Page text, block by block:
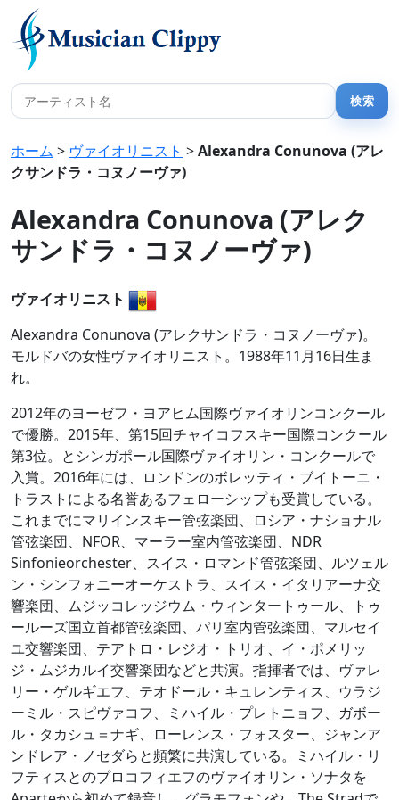
ホーム > ヴァイオリニスト >Alexandra Conunova (アレ
クサンドラ・コヌノーヴァ)
Alexandra Conunova (アレク
サンドラ・コヌノーヴァ)
ヴァイオリニスト
Alexandra Conunova (アレクサンドラ・コヌノーヴァ)。
モルドバの女性ヴァイオリニスト。1988年11月16日生ま
れ。
2012年のヨーゼフ・ヨアヒム国際ヴァイオリンコンクール
で優勝。2015年、第15回チャイコフスキー国際コンクール
第3位。とシンガポール国際ヴァイオリン・コンクールで
入賞。2016年には、ロンドンのボレッティ・ブイトーニ・
トラストによる名誉あるフェローシップも受賞している。
これまでにマリインスキー管弦楽団、ロシア・ナショナル
管弦楽団、NFOR、マーラー室内管弦楽団、NDR
Sinfonieorchester、スイス・ロマンド管弦楽団、ルツェル
ン・シンフォニーオーケストラ、スイス・イタリアーナ交
響楽団、ムジッコレッジウム・ウィンタートゥール、トゥ
ールーズ国立首都管弦楽団、パリ室内管弦楽団、マルセイ
ユ交響楽団、テアトロ・レジオ・トリオ、イ・ポメリッ
ジ・ムジカルイ交響楽団などと共演。指揮者では、ヴァレ
リー・ゲルギエフ、テオドール・キュレンティス、ウラジ
ーミル・スピヴァコフ、ミハイル・プレトニョフ、ガボー
ル・タカシュ＝ナギ、ローレンス・フォスター、ジャンア
ンドレア・ノセダらと頻繁に共演している。ミハイル・リ
フティスとのプロコフィエフのヴァイオリン・ソナタを